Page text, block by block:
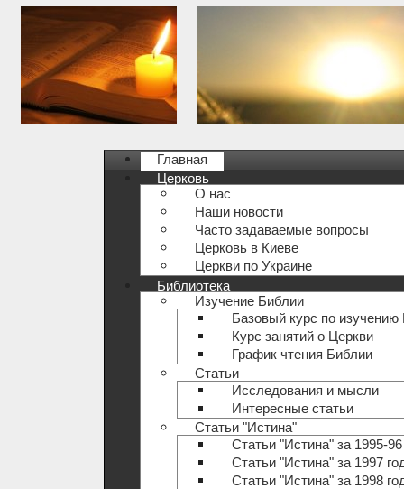
Главная
Церковь
О нас
Наши новости
Часто задаваемые вопросы
Церковь в Киеве
Церкви по Украине
Библиотека
Изучение Библии
Базовый курс по изучению
Курс занятий о Церкви
График чтения Библии
Статьи
Исследования и мысли
Интересные статьи
Статьи "Истина"
Статьи "Истина" за 1995-
Статьи "Истина" за 1997
Статьи "Истина" за 1998